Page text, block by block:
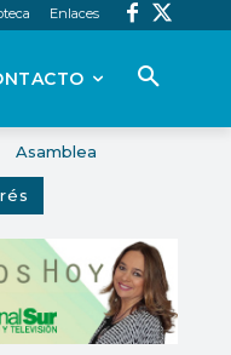
Enlaces
Asamblea